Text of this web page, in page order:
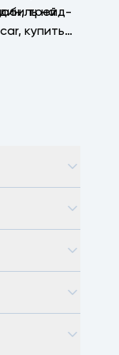
на
трейд-
купить